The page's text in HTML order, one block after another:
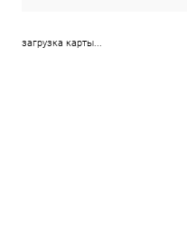
загрузка карты...